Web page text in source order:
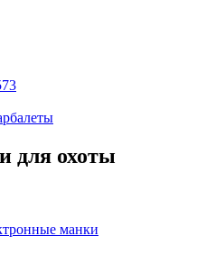
для охоты
манки